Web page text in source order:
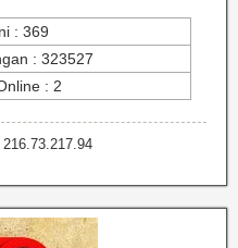
: 369
: 323527
: 2